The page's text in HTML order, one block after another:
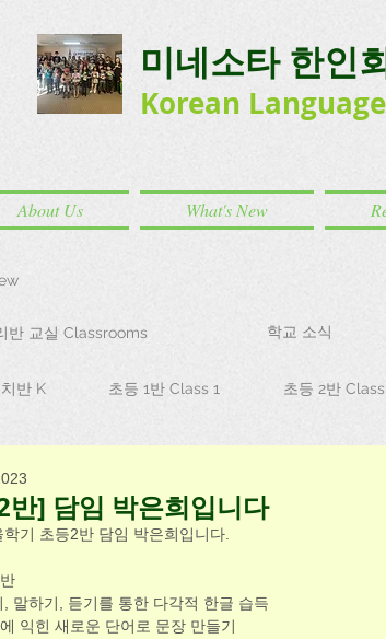
미네소타 한인
Korean Language
About Us What's New
반 교실 Classrooms 학교 소식
반 K 초등 1반 Class 1 초등 2반
반] 담임 박은희입니다
기 초등2반 담임 박은희입니다.
, 말하기, 듣기를 통한 다각적 한글 습득
익힌 새로운 단어로 문장 만들기